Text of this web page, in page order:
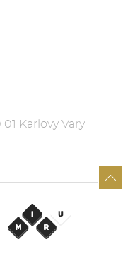
01 Karlovy Vary